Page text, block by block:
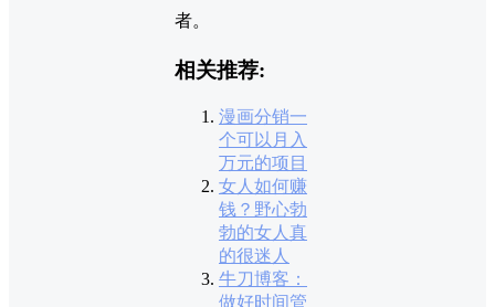
者。
相关推荐:
漫画分销一
个可以月入
万元的项目
女人如何赚
钱？野心勃
勃的女人真
的很迷人
牛刀博客：
做好时间管